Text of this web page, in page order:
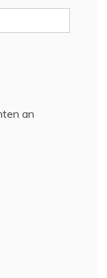
an